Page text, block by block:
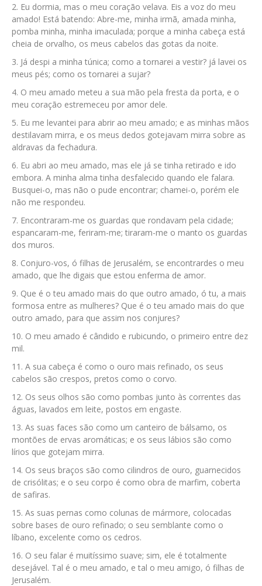
Eu dormia, mas o meu coração velava. Eis a voz do meu
amado! Está batendo: Abre-me, minha irmã, amada minha,
pomba minha, minha imaculada; porque a minha cabeça está
cheia de orvalho, os meus cabelos das gotas da noite.
Já despi a minha túnica; como a tornarei a vestir? já lavei os
meus pés; como os tornarei a sujar?
O meu amado meteu a sua mão pela fresta da porta, e o
meu coração estremeceu por amor dele.
Eu me levantei para abrir ao meu amado; e as minhas mãos
destilavam mirra, e os meus dedos gotejavam mirra sobre as
aldravas da fechadura.
Eu abri ao meu amado, mas ele já se tinha retirado e ido
embora. A minha alma tinha desfalecido quando ele falara.
Busquei-o, mas não o pude encontrar; chamei-o, porém ele
não me respondeu.
Encontraram-me os guardas que rondavam pela cidade;
espancaram-me, feriram-me; tiraram-me o manto os guardas
dos muros.
Conjuro-vos, ó filhas de Jerusalém, se encontrardes o meu
amado, que lhe digais que estou enferma de amor.
Que é o teu amado mais do que outro amado, ó tu, a mais
formosa entre as mulheres? Que é o teu amado mais do que
outro amado, para que assim nos conjures?
O meu amado é cândido e rubicundo, o primeiro entre dez
mil.
A sua cabeça é como o ouro mais refinado, os seus
cabelos são crespos, pretos como o corvo.
Os seus olhos são como pombas junto às correntes das
águas, lavados em leite, postos em engaste.
As suas faces são como um canteiro de bálsamo, os
montões de ervas aromáticas; e os seus lábios são como
lírios que gotejam mirra.
Os seus braços são como cilindros de ouro, guarnecidos
de crisólitas; e o seu corpo é como obra de marfim, coberta
de safiras.
As suas pernas como colunas de mármore, colocadas
sobre bases de ouro refinado; o seu semblante como o
líbano, excelente como os cedros.
O seu falar é muitíssimo suave; sim, ele é totalmente
desejável. Tal é o meu amado, e tal o meu amigo, ó filhas de
Jerusalém.